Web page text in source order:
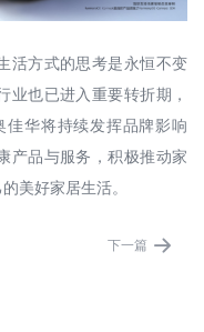
活方式的思考是永恒不变
业也已进入重要转折期，
华将持续发挥品牌影响
产品与服务，积极推动家
美好家居生活。
下一篇 